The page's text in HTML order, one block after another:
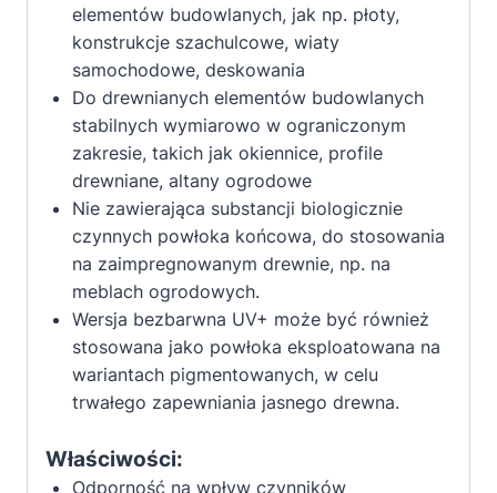
elementów budowlanych, jak np. płoty,
konstrukcje szachulcowe, wiaty
samochodowe, deskowania
Do drewnianych elementów budowlanych
stabilnych wymiarowo w ograniczonym
zakresie, takich jak okiennice, profile
drewniane, altany ogrodowe
Nie zawierająca substancji biologicznie
czynnych powłoka końcowa, do stosowania
na zaimpregnowanym drewnie, np. na
meblach ogrodowych.
Wersja bezbarwna UV+ może być również
stosowana jako powłoka eksploatowana na
wariantach pigmentowanych, w celu
trwałego zapewniania jasnego drewna.
Właściwości:
Odporność na wpływ czynników